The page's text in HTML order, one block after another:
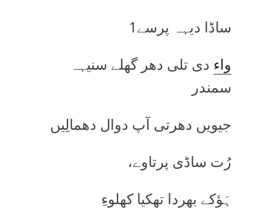
ساڈا دیہہ پرسے1
واء دی تلی دھر گھلے سنیہہ
سمندر
جیویں دھرتی آپ دوال دھمالِیں
رُت ساڈی پرتاوے،
ہَؤکے بھردا تھکیا کھلوءِ